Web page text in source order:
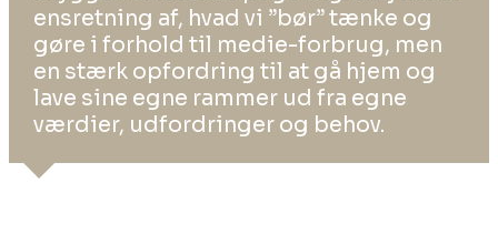
ensretning af, hvad vi ”bør” tænke og
gøre i forhold til medie-forbrug, men
en stærk opfordring til at gå hjem og
lave sine egne rammer ud fra egne
værdier, udfordringer og behov.